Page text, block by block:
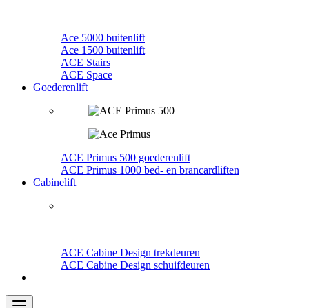
Ace 5000 buitenlift
Ace 1500 buitenlift
ACE Stairs
ACE Space
Goederenlift
ACE Primus 500 goederenlift
ACE Primus 1000 bed- en brancardliften
Cabinelift
ACE Cabine Design trekdeuren
ACE Cabine Design schuifdeuren